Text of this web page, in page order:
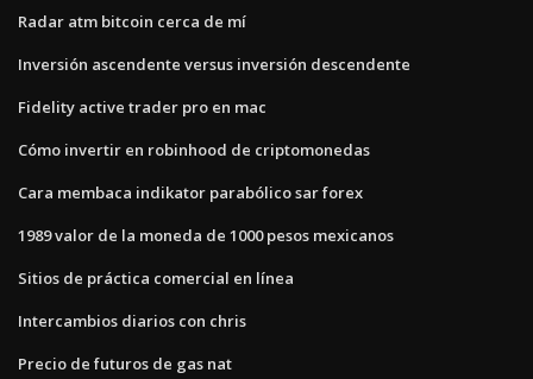
Radar atm bitcoin cerca de mí
Inversión ascendente versus inversión descendente
Fidelity active trader pro en mac
Cómo invertir en robinhood de criptomonedas
Cara membaca indikator parabólico sar forex
1989 valor de la moneda de 1000 pesos mexicanos
Sitios de práctica comercial en línea
Intercambios diarios con chris
Precio de futuros de gas nat